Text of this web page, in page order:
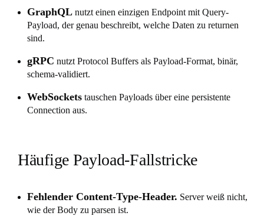
GraphQL nutzt einen einzigen Endpoint mit Query-
Payload, der genau beschreibt, welche Daten zu returnen
sind.
gRPC nutzt Protocol Buffers als Payload-Format, binär,
schema-validiert.
WebSockets tauschen Payloads über eine persistente
Connection aus.
Häufige Payload-Fallstricke
Fehlender Content-Type-Header. Server weiß nicht,
wie der Body zu parsen ist.